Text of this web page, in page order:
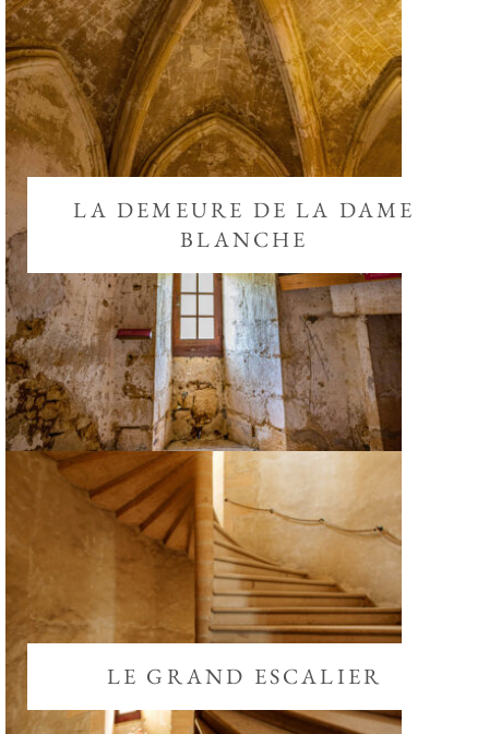
LA DEMEURE DE LA DAME
BLANCHE
LE GRAND ESCALIER